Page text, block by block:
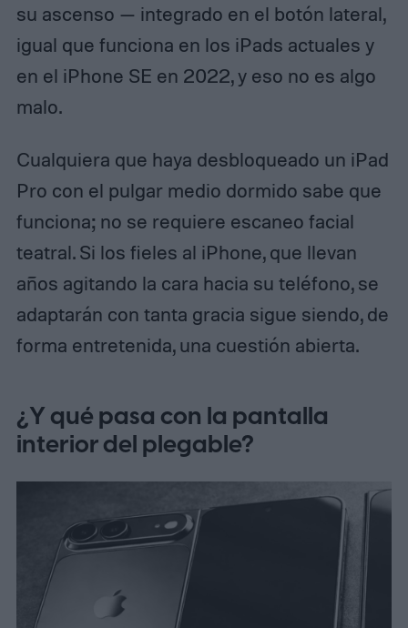
su ascenso — integrado en el botón lateral,
igual que funciona en los iPads actuales y
en el iPhone SE en 2022, y eso no es algo
malo.
Cualquiera que haya desbloqueado un iPad
Pro con el pulgar medio dormido sabe que
funciona; no se requiere escaneo facial
teatral. Si los fieles al iPhone, que llevan
años agitando la cara hacia su teléfono, se
adaptarán con tanta gracia sigue siendo, de
forma entretenida, una cuestión abierta.
¿Y qué pasa con la pantalla
interior del plegable?